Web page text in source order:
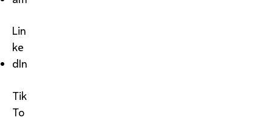
Lin
ke
dIn
Tik
To